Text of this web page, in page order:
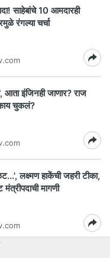
साहेबांचे 10 आमदारही
रंगल्या चर्चा
आता इंजिनही जाणार? राज
चुकलं?
लक्ष्मण हाकेंची जहरी टीका,
मागणी